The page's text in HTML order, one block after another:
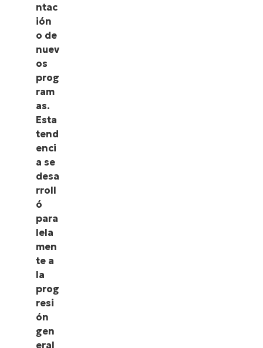
ntac
ión
o de
nuev
os
prog
ram
as.
Esta
tend
enci
a se
desa
rroll
ó
para
lela
men
te a
la
prog
resi
ón
gen
eral